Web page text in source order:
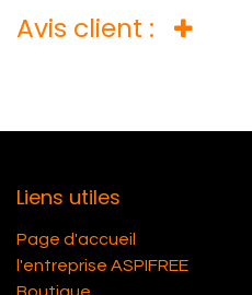
Avis client :
Liens utiles
Page d'accueil
l'entreprise ASPIFREE